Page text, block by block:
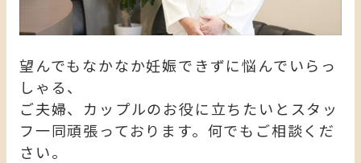
望んでもなかなか妊娠できずに悩んでいらっ
しゃる、
ご夫婦、カップルのお役に立ちたいとスタッ
フ一同頑張っております。何でもご相談くだ
さい。